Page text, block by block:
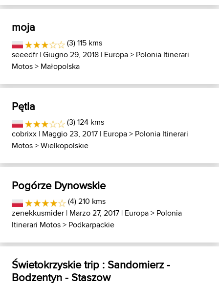
moja
(3) 115 kms
seeedfr | Giugno 29, 2018 | Europa> Polonia Itinerari
Motos> Małopolska
Pętla
(3) 124 kms
cobrixx | Maggio 23, 2017 | Europa> Polonia Itinerari
Motos>Wielkopolskie
Pogórze Dynowskie
(4) 210 kms
zenekkusmider | Marzo 27, 2017 | Europa> Polonia
Itinerari Motos> Podkarpackie
Świetokrzyskie trip : Sandomierz -
Bodzentyn - Staszow